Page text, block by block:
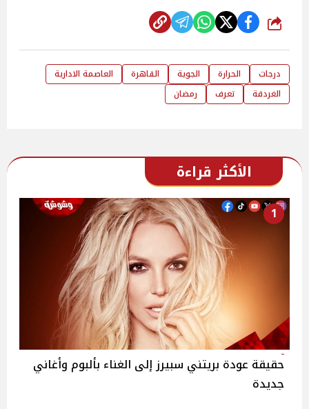
شارك
درجات الحرارة الجوية القاهرة
العاصمة الادارية
الغردقة
تعرف رمضان
الأكثر قراءة
1
حقيقة عودة بريتني سبيرز إلى الغناء بألبوم وأغاني
جديدة